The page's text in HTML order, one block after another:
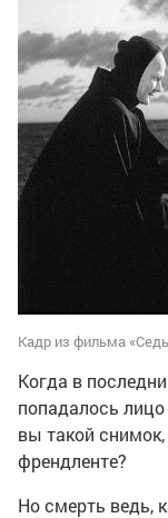
Кадр из фильма
Когда в
попадалось
вы такой
френдленте?
Но смерть ведь,